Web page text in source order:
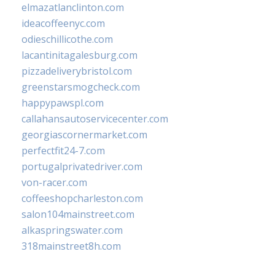
elmazatlanclinton.com
ideacoffeenyc.com
odieschillicothe.com
lacantinitagalesburg.com
pizzadeliverybristol.com
greenstarsmogcheck.com
happypawspl.com
callahansautoservicecenter.com
georgiascornermarket.com
perfectfit24-7.com
portugalprivatedriver.com
von-racer.com
coffeeshopcharleston.com
salon104mainstreet.com
alkaspringswater.com
318mainstreet8h.com